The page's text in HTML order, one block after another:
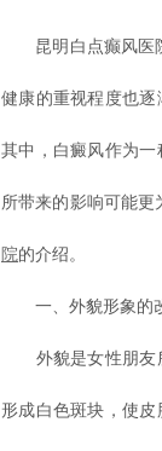
昆明白点癫风医院
健康的重视程度也逐
其中，白癜风作为
所带来的影响可能更
院的介绍。
一、外貌形象的
外貌是女性朋友所
形成白色斑块，使